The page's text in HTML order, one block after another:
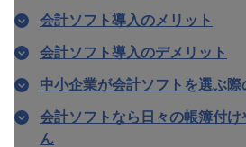
会計ソフト導入のメリット
会計ソフト導入のデメリット
中小企業が会計ソフトを選ぶ際
会計ソフトなら日々の帳簿付
ん